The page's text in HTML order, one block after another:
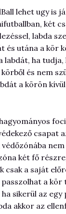
lehet ugy is
két
labda
és utána a kör
labdát, ha tudja,
és nem
a körön
csapat
két fő
csak a saját
a kör
sikerül az egy
akkor az